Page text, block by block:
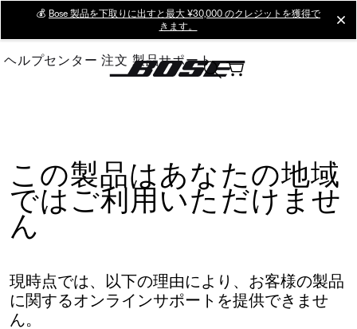
Main
💰 Bose 製品を下取りに出すと最大 ¥30,000 のクレジットを獲得で
きます。
ヘルプセンター 注文 製品サポート
この製品はあなたの地域
ではご利用いただけませ
ん
現時点では、以下の理由により、お客様の製品
に関するオンラインサポートを提供できませ
ん。